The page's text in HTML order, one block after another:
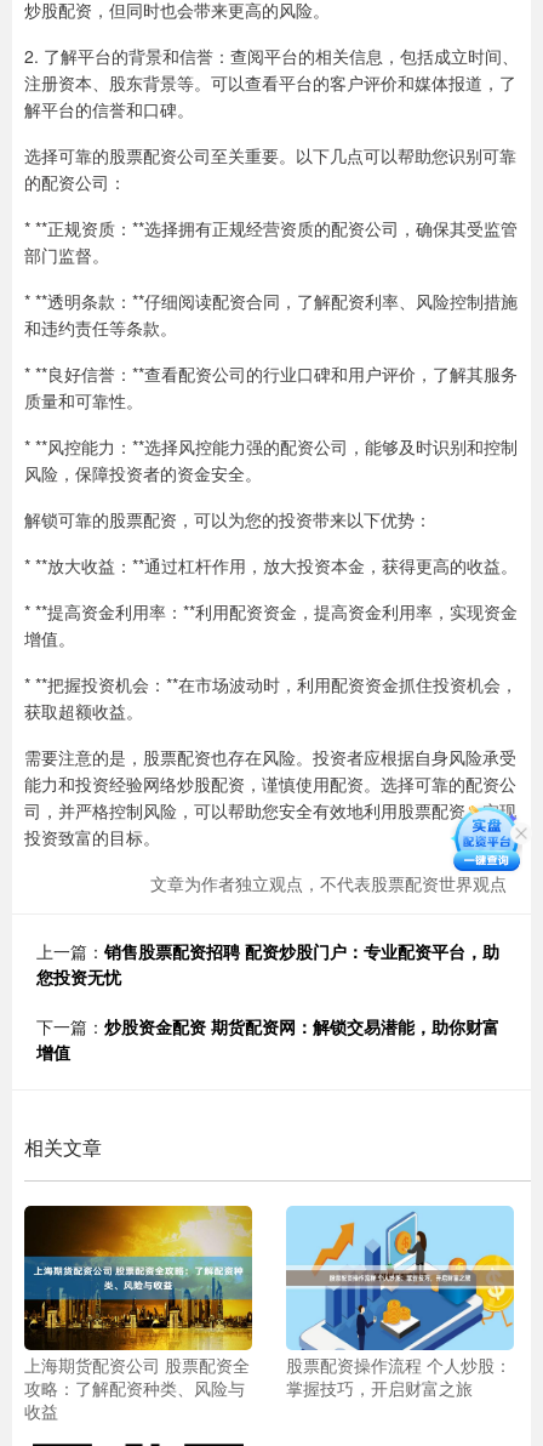
炒股配资，但同时也会带来更高的风险。
2. 了解平台的背景和信誉：查阅平台的相关信息，包括成立时间、
注册资本、股东背景等。可以查看平台的客户评价和媒体报道，了
解平台的信誉和口碑。
选择可靠的股票配资公司至关重要。以下几点可以帮助您识别可靠
的配资公司：
* **正规资质：**选择拥有正规经营资质的配资公司，确保其受监管
部门监督。
* **透明条款：**仔细阅读配资合同，了解配资利率、风险控制措施
和违约责任等条款。
* **良好信誉：**查看配资公司的行业口碑和用户评价，了解其服务
质量和可靠性。
* **风控能力：**选择风控能力强的配资公司，能够及时识别和控制
风险，保障投资者的资金安全。
解锁可靠的股票配资，可以为您的投资带来以下优势：
* **放大收益：**通过杠杆作用，放大投资本金，获得更高的收益。
* **提高资金利用率：**利用配资资金，提高资金利用率，实现资金
增值。
* **把握投资机会：**在市场波动时，利用配资资金抓住投资机会，
获取超额收益。
需要注意的是，股票配资也存在风险。投资者应根据自身风险承受
能力和投资经验网络炒股配资，谨慎使用配资。选择可靠的配资公
司，并严格控制风险，可以帮助您安全有效地利用股票配资，实现
投资致富的目标。
文章为作者独立观点，不代表股票配资世界观点
上一篇： 销售股票配资招聘 配资炒股门户：专业配资平台，助
您投资无忧
下一篇： 炒股资金配资 期货配资网：解锁交易潜能，助你财富
增值
相关文章
上海期货配资公司 股票配资全
攻略：了解配资种类、风险与
收益
股票配资操作流程 个人炒股：
掌握技巧，开启财富之旅